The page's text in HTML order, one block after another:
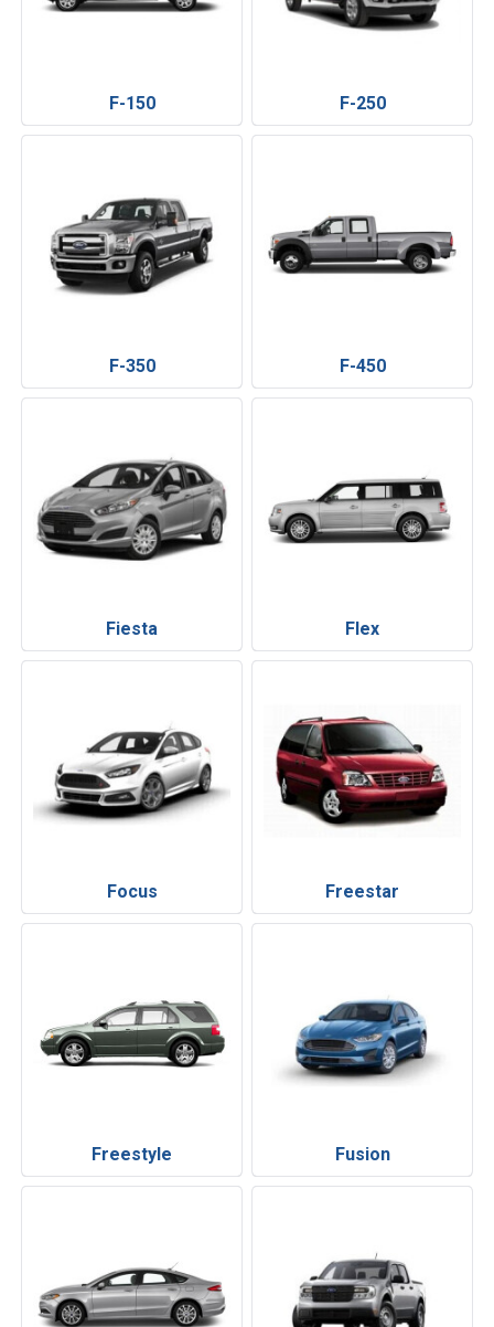
F-150 F-250
F-350 F-450
Fiesta Flex
Focus Freestar
Freestyle Fusion